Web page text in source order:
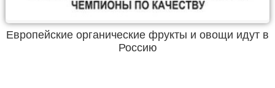
Европейские органические фрукты и овощи идут в
Россию